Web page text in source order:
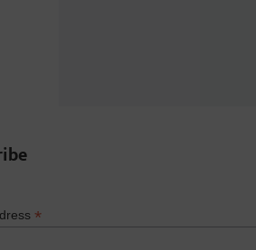
*